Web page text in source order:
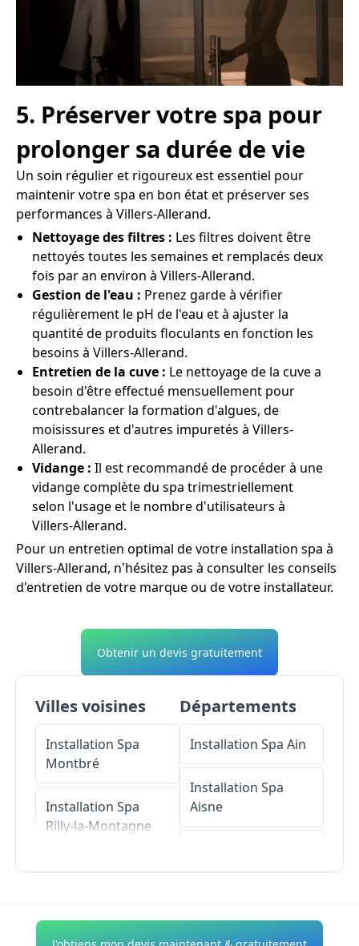
5. Préserver votre spa pour
prolonger sa durée de vie
Un soin régulier et rigoureux est essentiel pour
maintenir votre spa en bon état et préserver ses
performances à Villers-Allerand.
Nettoyage des filtres : Les filtres doivent être
nettoyés toutes les semaines et remplacés deux
fois par an environ à Villers-Allerand.
Gestion de l'eau : Prenez garde à vérifier
régulièrement le pH de l'eau et à ajuster la
quantité de produits floculants en fonction les
besoins à Villers-Allerand.
Entretien de la cuve : Le nettoyage de la cuve a
besoin d'être effectué mensuellement pour
contrebalancer la formation d'algues, de
moisissures et d'autres impuretés à Villers-
Allerand.
Vidange : Il est recommandé de procéder à une
vidange complète du spa trimestriellement
selon l'usage et le nombre d'utilisateurs à
Villers-Allerand.
Pour un entretien optimal de votre installation spa à
Villers-Allerand, n'hésitez pas à consulter les conseils
d'entretien de votre marque ou de votre installateur.
Obtenir un devis gratuitement
Villes voisines
Installation Spa
Montbré
Installation Spa
Rilly-la-Montagne
Installation Spa
Départements
Installation Spa Ain
Installation Spa
Aisne
Allier